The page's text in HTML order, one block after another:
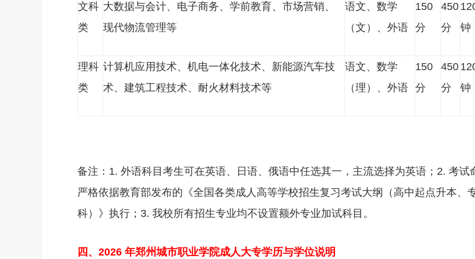
文科
类
大数据与会计、电子商务、学前教育、市场营销、
现代物流管理等
语文、数学
（文）、外语
150
分
450
分
钟
理科
类
计算机应用技术、机电一体化技术、新能源汽车技
术、建筑工程技术、耐火材料技术等
语文、数学
（理）、外语
150
分
450
分
钟
备注：1. 外语科目考生可在英语、日语、俄语中任选其一，主流选择为英语；2. 考试
严格依据教育部发布的《全国各类成人高等学校招生复习考试大纲（高中起点升本、
科）》执行；3. 我校所有招生专业均不设置额外专业加试科目。
四、2026 年郑州城市职业学院成人大专学历与学位说明